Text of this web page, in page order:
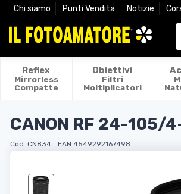
Chi siamo Punti Vendita Notizie
Reflex
Mirrorless
Compatte
Obiettivi
Filtri
Moltiplicatori
CANON RF 24-105/
Cod. CN834 EAN 4549292167498